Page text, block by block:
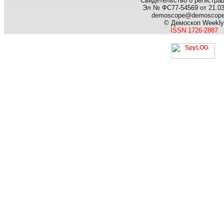
Эл № ФС77-54569 от
© Демоскоп Weekly
ISSN 1726-2887